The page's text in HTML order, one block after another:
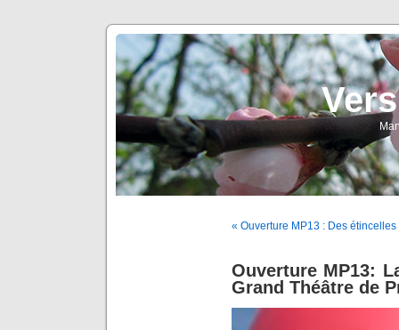
« Ouverture MP13 : Des
Ouverture MP13:
Grand Théâtre de